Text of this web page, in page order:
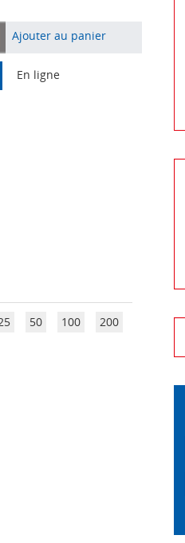
Ajouter au panier
En ligne
50 100 200